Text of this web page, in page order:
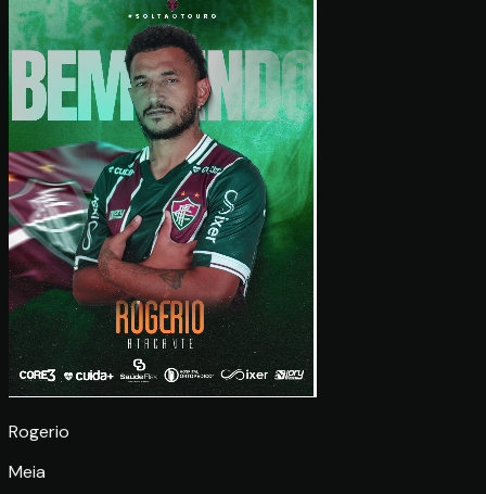
Rogerio
Meia